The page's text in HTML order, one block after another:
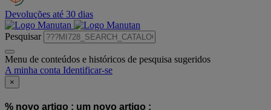
Devoluções até 30 dias
Pesquisar
Menu de conteúdos e históricos de pesquisa sugeridos
A minha conta Identificar-se
×
% novo artigo : um novo artigo :